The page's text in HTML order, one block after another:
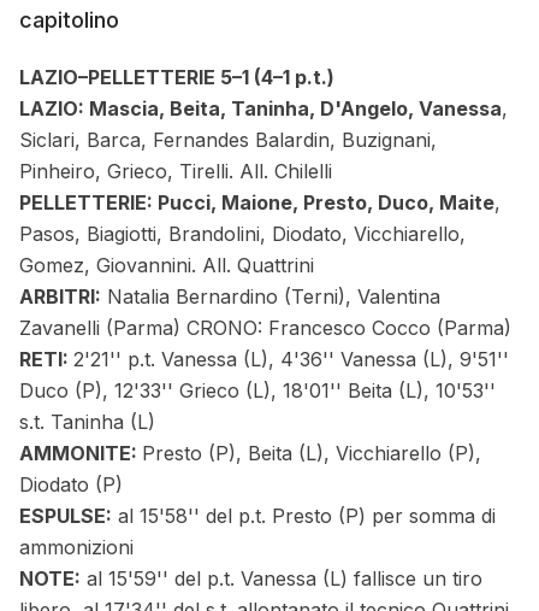
capitolino
LAZIO–PELLETTERIE 5–1 (4–1 p.t.)
LAZIO: Mascia, Beita, Taninha, D'Angelo, Vanessa,
Siclari, Barca, Fernandes Balardin, Buzignani,
Pinheiro, Grieco, Tirelli. All. Chilelli
PELLETTERIE: Pucci, Maione, Presto, Duco, Maite,
Pasos, Biagiotti, Brandolini, Diodato, Vicchiarello,
Gomez, Giovannini. All. Quattrini
ARBITRI: Natalia Bernardino (Terni), Valentina
Zavanelli (Parma) CRONO: Francesco Cocco (Parma)
RETI: 2'21'' p.t. Vanessa (L), 4'36'' Vanessa (L), 9'51''
Duco (P), 12'33'' Grieco (L), 18'01'' Beita (L), 10'53''
s.t. Taninha (L)
AMMONITE: Presto (P), Beita (L), Vicchiarello (P),
Diodato (P)
ESPULSE: al 15'58'' del p.t. Presto (P) per somma di
ammonizioni
NOTE: al 15'59'' del p.t. Vanessa (L) fallisce un tiro